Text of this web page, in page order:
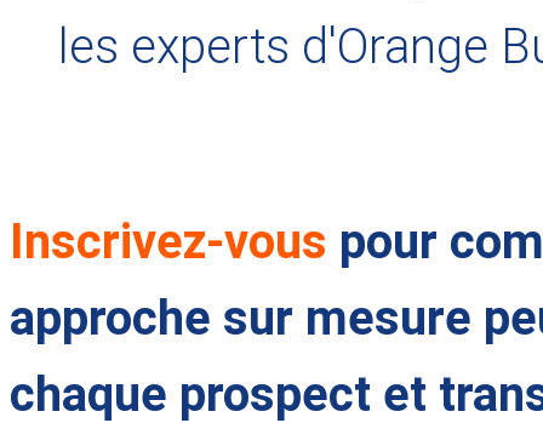
les experts d'Orange
Inscrivez-vous pour
approche sur mesure
chaque prospect et